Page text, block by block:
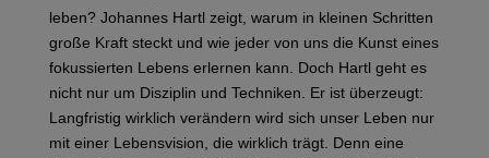
leben? Johannes Hartl zeigt, warum in kleinen Schritten
große Kraft steckt und wie jeder von uns die Kunst eines
fokussierten Lebens erlernen kann. Doch Hartl geht es
nicht nur um Disziplin und Techniken. Er ist überzeugt:
Langfristig wirklich verändern wird sich unser Leben nur
mit einer Lebensvision, die wirklich trägt. Denn eine